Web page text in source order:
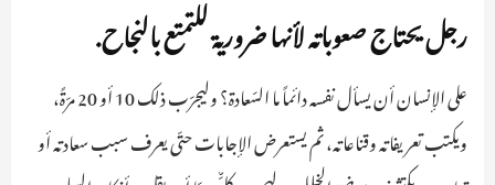
رجل يحتاج صعوباته لأنها ضرورية للتمتع بالنجاح.
على الإنسان أن يسأل نفسه دائماً ما السّعادة؟ وليجرّب ذلك 10 أو 20 مرّةً،
ويكتب تعريفاته وقناعاته، ثم يستعرض الإجابات حتّى يعرف سبب سعادته أو